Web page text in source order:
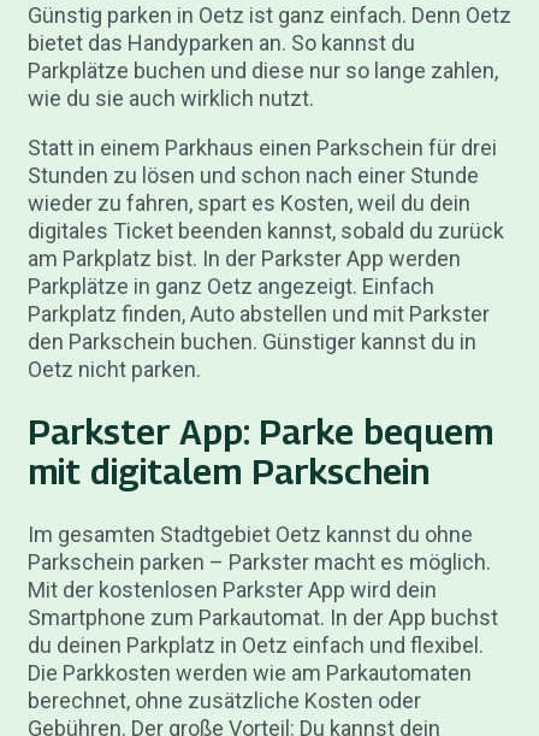
Günstig parken in Oetz ist ganz einfach. Denn Oetz
bietet das Handyparken an. So kannst du
Parkplätze buchen und diese nur so lange zahlen,
wie du sie auch wirklich nutzt.
Statt in einem Parkhaus einen Parkschein für drei
Stunden zu lösen und schon nach einer Stunde
wieder zu fahren, spart es Kosten, weil du dein
digitales Ticket beenden kannst, sobald du zurück
am Parkplatz bist. In der Parkster App werden
Parkplätze in ganz Oetz angezeigt. Einfach
Parkplatz finden, Auto abstellen und mit Parkster
den Parkschein buchen. Günstiger kannst du in
Oetz nicht parken.
Parkster App: Parke bequem
mit digitalem Parkschein
Im gesamten Stadtgebiet Oetz kannst du ohne
Parkschein parken – Parkster macht es möglich.
Mit der kostenlosen Parkster App wird dein
Smartphone zum Parkautomat. In der App buchst
du deinen Parkplatz in Oetz einfach und flexibel.
Die Parkkosten werden wie am Parkautomaten
berechnet, ohne zusätzliche Kosten oder
Gebühren. Der große Vorteil: Du kannst dein